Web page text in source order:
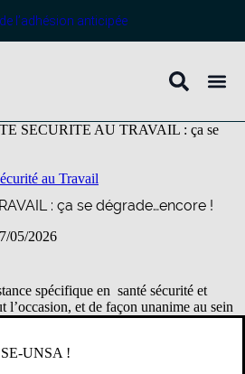
l’adhésion anticipée
SECURITE AU TRAVAIL : ça se
au Travail
: ça se dégrade…encore !
05/2026
spécifique en santé sécurité et
et de façon unanime au sein
de faire un bilan concernant la santé et
UNSA !